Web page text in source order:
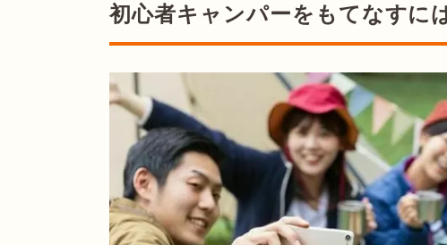
初心者キャンパーをもてなすに